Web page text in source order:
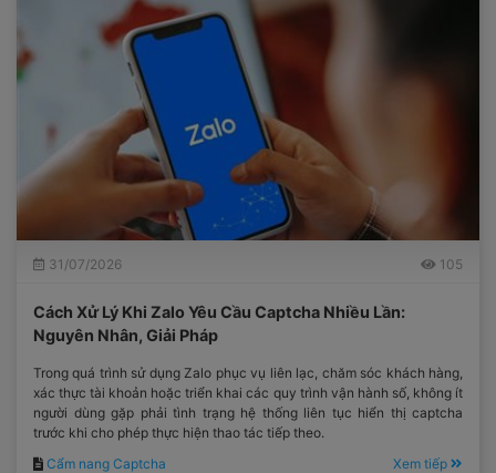
31/07/2026 105
Cách Xử Lý Khi Zalo Yêu Cầu Captcha Nhiều Lần:
Nguyên Nhân, Giải Pháp
Trong quá trình sử dụng Zalo phục vụ liên lạc, chăm sóc khách hàng,
xác thực tài khoản hoặc triển khai các quy trình vận hành số, không ít
người dùng gặp phải tình trạng hệ thống liên tục hiển thị captcha
trước khi cho phép thực hiện thao tác tiếp theo.
Cẩm nang Captcha
Xem tiếp